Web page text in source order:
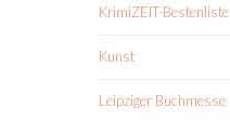
KrimiZEIT-Bestenliste
Kunst
Leipziger Buchmesse